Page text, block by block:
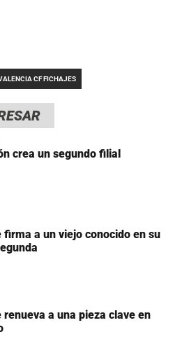
crea un segundo filial
firma a un viejo conocido en su
renueva a una pieza clave en
CF FICHAJES